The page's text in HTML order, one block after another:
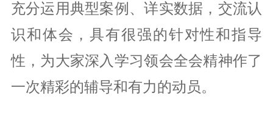
充分运用典型案例、详实数据，交流认
识和体会，具有很强的针对性和指导
性，为大家深入学习领会全会精神作了
一次精彩的辅导和有力的动员。